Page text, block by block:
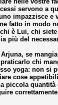
servono a
in modo
è Lui, chi
più del
se
chi
yoga: non si
cose